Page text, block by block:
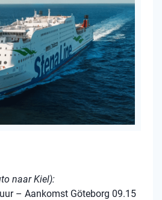
naar Kiel):
– Aankomst Göteborg 09.15